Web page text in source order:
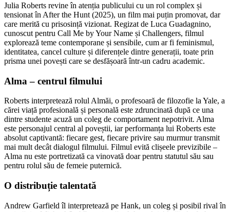
Julia Roberts revine în atenția publicului cu un rol complex și
tensionat în After the Hunt (2025), un film mai puțin promovat, dar
care merită cu prisosință vizionat. Regizat de Luca Guadagnino,
cunoscut pentru Call Me by Your Name și Challengers, filmul
explorează teme contemporane și sensibile, cum ar fi feminismul,
identitatea, cancel culture și diferențele dintre generații, toate prin
prisma unei povești care se desfășoară într-un cadru academic.
Alma – centrul filmului
Roberts interpretează rolul Almăi, o profesoară de filozofie la Yale, a
cărei viață profesională și personală este zdruncinată după ce una
dintre studente acuză un coleg de comportament nepotrivit. Alma
este personajul central al poveștii, iar performanța lui Roberts este
absolut captivantă: fiecare gest, fiecare privire sau murmur transmit
mai mult decât dialogul filmului. Filmul evită clișeele previzibile –
Alma nu este portretizată ca vinovată doar pentru statutul său sau
pentru rolul său de femeie puternică.
O distribuție talentată
Andrew Garfield îl interpretează pe Hank, un coleg și posibil rival în